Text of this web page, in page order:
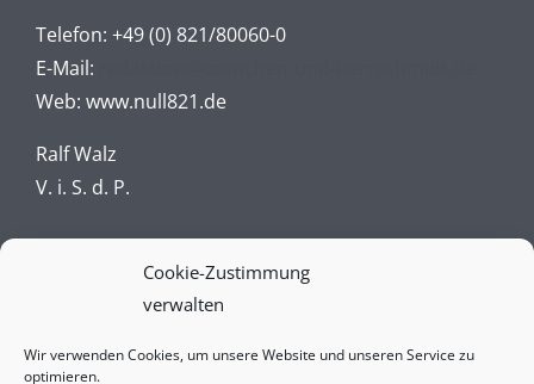
Cookie-Zustimmung
verwalten
Wir verwenden Cookies, um unsere Website und unseren Service zu
optimieren.
Telefon: +49 (0) 821/80060-0
E-Mail:
Web: www.null821.de
Ralf Walz
V. i. S. d. P.
Datenschutz
AGBs